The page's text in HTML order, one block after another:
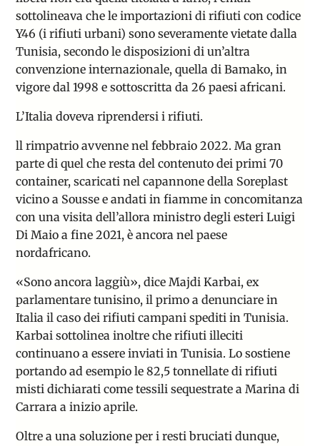
sottolineava che le importazioni di rifiuti con codice
Y46 (i rifiuti urbani) sono severamente vietate dalla
Tunisia, secondo le disposizioni di un’altra
convenzione internazionale, quella di Bamako, in
vigore dal 1998 e sottoscritta da 26 paesi africani.
L’Italia doveva riprendersi i rifiuti.
ll rimpatrio avvennenel febbraio 2022. Ma gran
parte di quel che resta del contenuto dei primi 70
container, scaricati nel capannone della Soreplast
vicino a Sousse e andati in fiamme in concomitanza
con una visita dell’allora ministro degli esteri Luigi
Di Maio a fine 2021, è ancora nel paese
nordafricano.
«Sono ancora laggiù», dice Majdi Karbai, ex
parlamentare tunisino, il primo a denunciare in
Italia il caso dei rifiuti campani spediti in Tunisia.
Karbai sottolinea inoltre che rifiuti illeciti
continuano a essere inviati in Tunisia. Lo sostiene
portando ad esempio le 82,5 tonnellate di rifiuti
misti dichiarati come tessilisequestrate a Marina di
Carrara a inizio aprile.
Oltre a una soluzione per i resti bruciati dunque,